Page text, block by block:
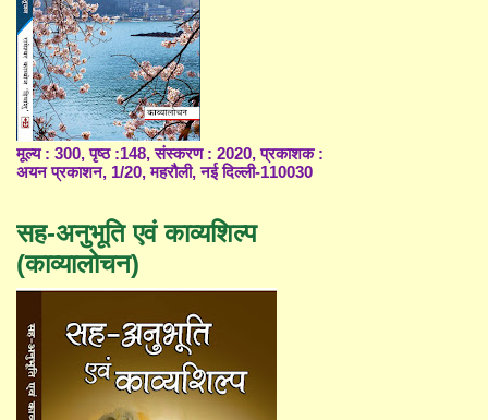
मूल्य : 300, पृष्ठ :148, संस्करण : 2020, प्रकाशक :
अयन प्रकाशन, 1/20, महरौली, नई दिल्ली-110030
सह-अनुभूति एवं काव्यशिल्प
(काव्यालोचन)